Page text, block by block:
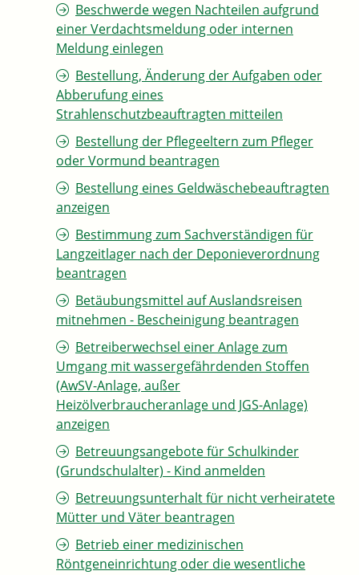
Beschwerde wegen Nachteilen aufgrund
einer Verdachtsmeldung oder internen
Meldung einlegen
Bestellung, Änderung der Aufgaben oder
Abberufung eines
Strahlenschutzbeauftragten mitteilen
Bestellung der Pflegeeltern zum Pfleger
oder Vormund beantragen
Bestellung eines Geldwäschebeauftragten
anzeigen
Bestimmung zum Sachverständigen für
Langzeitlager nach der Deponieverordnung
beantragen
Betäubungsmittel auf Auslandsreisen
mitnehmen - Bescheinigung beantragen
Betreiberwechsel einer Anlage zum
Umgang mit wassergefährdenden Stoffen
(AwSV-Anlage, außer
Heizölverbraucheranlage und JGS-Anlage)
anzeigen
Betreuungsangebote für Schulkinder
(Grundschulalter) - Kind anmelden
Betreuungsunterhalt für nicht verheiratete
Mütter und Väter beantragen
Betrieb einer medizinischen
Röntgeneinrichtung oder die wesentliche